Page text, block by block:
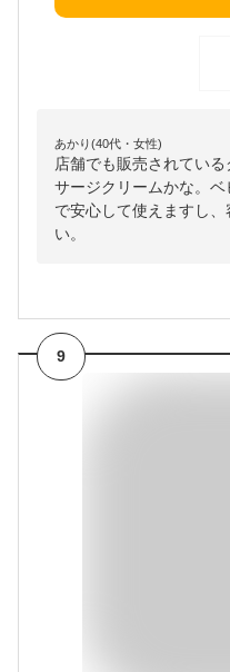
あかり(40代・女性)
店舗でも販売されてい
サージクリームかな。
で安心して使えますし
い。
9